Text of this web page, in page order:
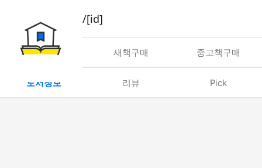
book/rent/[id]
대여 새책구매 중고책구매
도서정보 리뷰 Pick